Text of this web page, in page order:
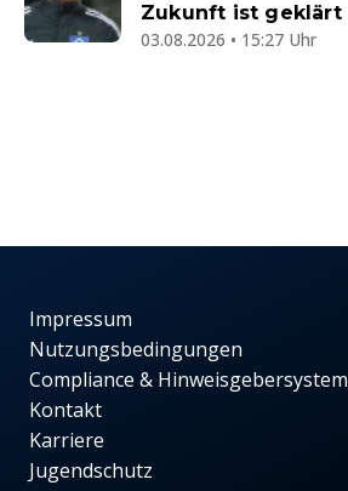
Zukunft ist geklärt
03.08.2026 • 15:27 Uhr
Impressum
Nutzungsbedingungen
Compliance & Hinweisgebersystem
Kontakt
Karriere
Jugendschutz